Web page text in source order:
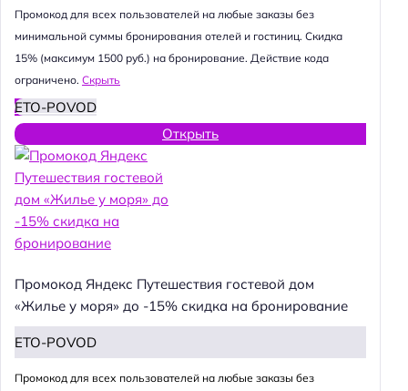
Промокод для всех пользователей на любые заказы без
минимальной суммы бронирования отелей и гостиниц. Скидка
15% (максимум 1500 руб.) на бронирование. Действие кода
ограничено. Скрыть
ETO-POVOD
Открыть
Промокод Яндекс Путешествия гостевой дом
«Жилье у моря» до -15% скидка на бронирование
ETO-POVOD
Промокод для всех пользователей на любые заказы без